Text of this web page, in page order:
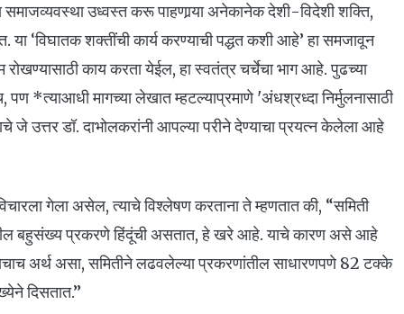
उध्वस्त करू पाहणार्‍या अनेकानेक देशी-विदेशी शक्ति,
या ‘विघातक शक्तींची कार्य करण्याची पद्धत कशी आहे’ हा समजावून
काय करता येईल, हा स्वतंत्र चर्चेचा भाग आहे. पुढच्या
पण *त्याआधी मागच्या लेखात म्हटल्याप्रमाणे 'अंधश्रध्दा निर्मुलनासाठी
जे उत्तर डॉ. दाभोलकरांनी आपल्या परीने देण्याचा प्रयत्न केलेला आहे
गेला असेल, त्याचे विश्लेषण करताना ते म्हणतात की, “समिती
बहुसंख्य प्रकरणे हिंदूंची असतात, हे खरे आहे. याचे कारण असे आहे
अर्थ असा, समितीने लढवलेल्या प्रकरणांतील साधारणपणे 82 टक्के
दिसतात.”